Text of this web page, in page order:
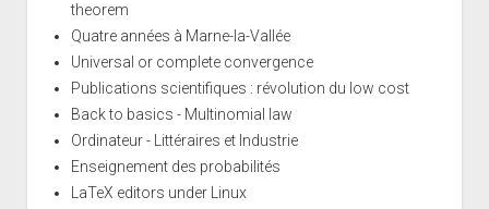
theorem
Quatre années à Marne-la-Vallée
Universal or complete convergence
Publications scientifiques : révolution du low cost
Back to basics - Multinomial law
Ordinateur - Littéraires et Industrie
Enseignement des probabilités
LaTeX editors under Linux